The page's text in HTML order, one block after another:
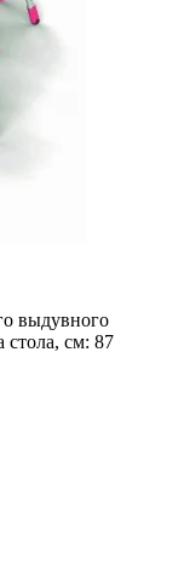
выдувного
см: 87